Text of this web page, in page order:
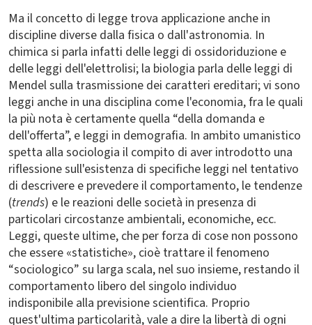
Ma il concetto di legge trova applicazione anche in
discipline diverse dalla fisica o dall'astronomia. In
chimica si parla infatti delle leggi di ossidoriduzione e
delle leggi dell'elettrolisi; la biologia parla delle leggi di
Mendel sulla trasmissione dei caratteri ereditari; vi sono
leggi anche in una disciplina come l'economia, fra le quali
la più nota è certamente quella “della domanda e
dell'offerta”, e leggi in demografia. In ambito umanistico
spetta alla sociologia il compito di aver introdotto una
riflessione sull'esistenza di specifiche leggi nel tentativo
di descrivere e prevedere il comportamento, le tendenze
(trends) e le reazioni delle società in presenza di
particolari circostanze ambientali, economiche, ecc.
Leggi, queste ultime, che per forza di cose non possono
che essere «statistiche», cioè trattare il fenomeno
“sociologico” su larga scala, nel suo insieme, restando il
comportamento libero del singolo individuo
indisponibile alla previsione scientifica. Proprio
quest'ultima particolarità, vale a dire la libertà di ogni